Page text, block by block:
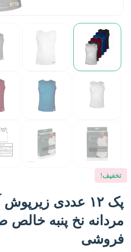
تخفیف!
پک ۱۲ عددی
مردانه نخ پنبه خالص
فروشی